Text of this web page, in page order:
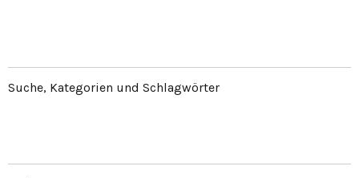
Suche, Kategorien und Schlagwörter